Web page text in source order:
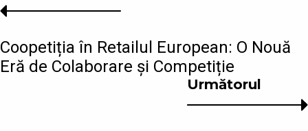
Următorul
Coopetiția în Retailul European: O Nouă
Eră de Colaborare și Competiție